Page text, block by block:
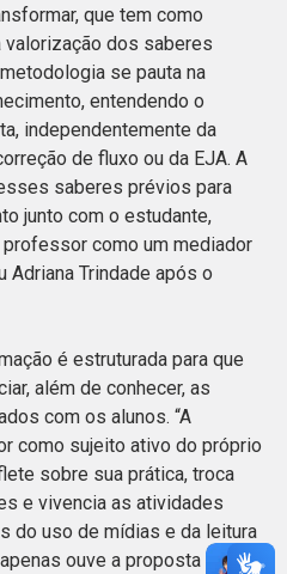
que tem como
dos saberes
se pauta na
entendendo o
independentemente da
de fluxo ou da EJA. A
saberes prévios para
junto com o estudante,
como um mediador
Adriana Trindade após o
é estruturada para que
além de conhecer, as
com os alunos. “A
como sujeito ativo do próprio
sobre sua prática, troca
e vivencia as atividades
do uso de mídias e da leitura
ouve a proposta — ele a